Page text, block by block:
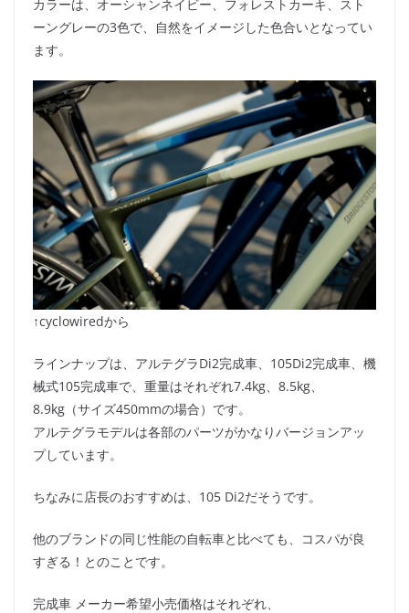
カラーは、オーシャンネイビー、フォレストカーキ、スト
ーングレーの3色で、自然をイメージした色合いとなってい
ます。
↑cyclowiredから
ラインナップは、アルテグラDi2完成車、105Di2完成車、機
械式105完成車で、重量はそれぞれ7.4kg、8.5kg、
8.9kg（サイズ450mmの場合）です。
アルテグラモデルは各部のパーツがかなりバージョンアッ
プしています。
ちなみに店長のおすすめは、105 Di2だそうです。
他のブランドの同じ性能の自転車と比べても、コスパが良
すぎる！とのことです。
完成車 メーカー希望小売価格はそれぞれ、